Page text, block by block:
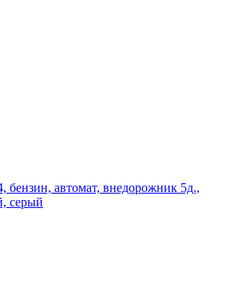
бензин, автомат, внедорожник 5д.,
серый